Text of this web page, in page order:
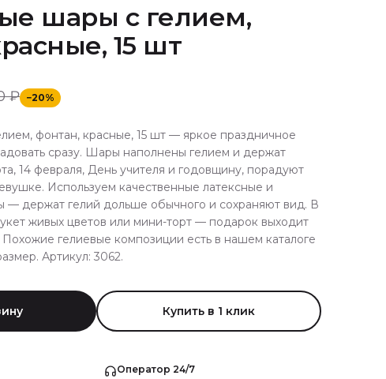
шары с гелием,
15 шт
₽ −20%
фонтан, красные, 15 шт — яркое праздничное
сразу. Шары наполнены гелием и держат
14 февраля, День учителя и годовщину, порадуют
Используем качественные латексные и
— держат гелий дольше обычного и сохраняют вид. В
живых цветов или мини-торт — подарок выходит
гелиевые композиции есть в нашем каталоге
Артикул: 3062.
Купить в 1 клик
Оператор 24/7